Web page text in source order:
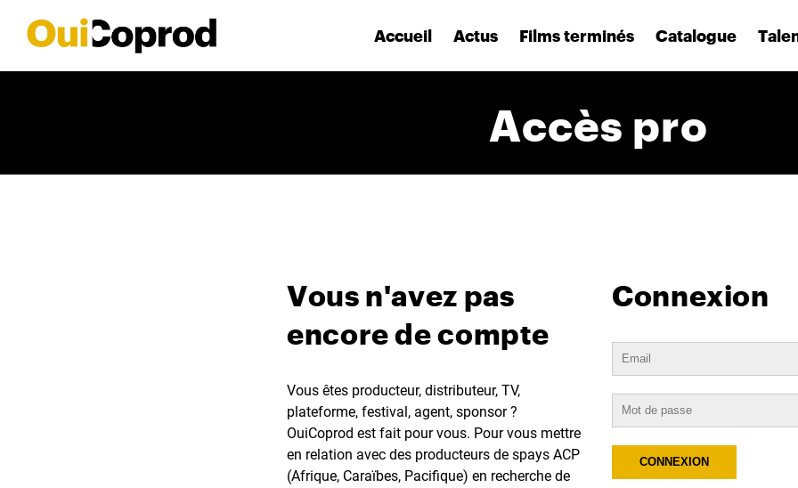
Accueil Actus Films terminés Catalogue
Accès pro
Vous n'avez pas
encore de compte
Vous êtes producteur, distributeur, TV,
plateforme, festival, agent, sponsor ?
OuiCoprod est fait pour vous. Pour vous mettre
en relation avec des producteurs de spays ACP
(Afrique, Caraïbes, Pacifique) en recherche de
Connexion